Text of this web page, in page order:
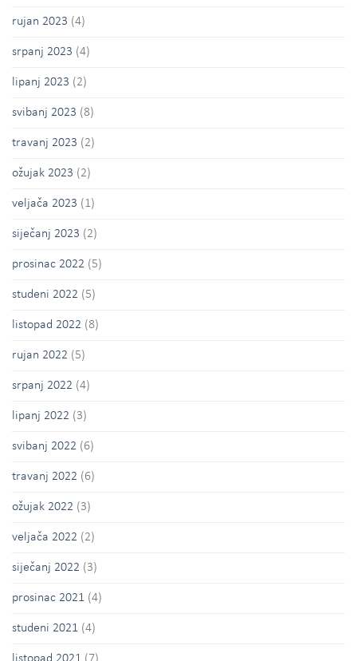
rujan 2023 (4)
srpanj 2023 (4)
lipanj 2023 (2)
svibanj 2023 (8)
travanj 2023 (2)
ožujak 2023 (2)
veljača 2023 (1)
siječanj 2023 (2)
prosinac 2022 (5)
studeni 2022 (5)
listopad 2022 (8)
rujan 2022 (5)
srpanj 2022 (4)
lipanj 2022 (3)
svibanj 2022 (6)
travanj 2022 (6)
ožujak 2022 (3)
veljača 2022 (2)
siječanj 2022 (3)
prosinac 2021 (4)
studeni 2021 (4)